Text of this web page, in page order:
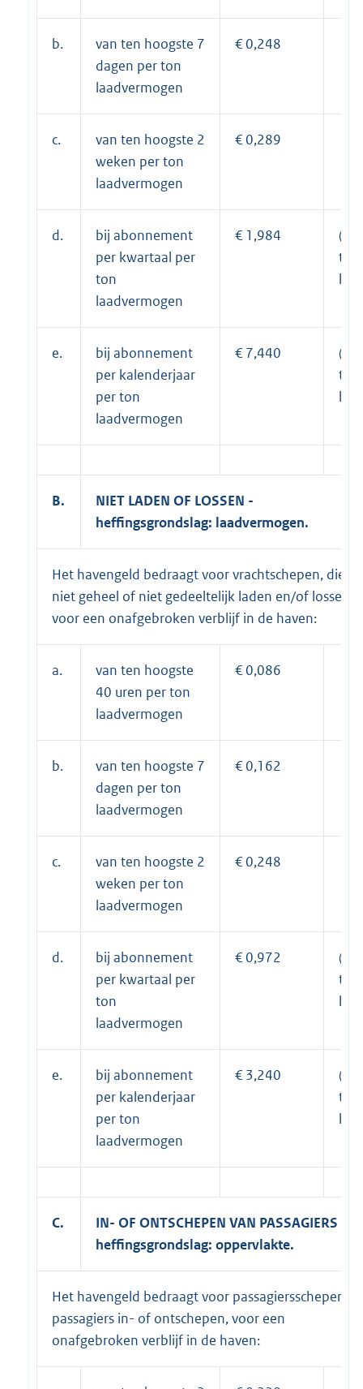
b.
van ten hoogste 7
dagen per ton
laadvermogen
€ 0,248
c.
van ten hoogste 2
weken per ton
laadvermogen
€ 0,289
d.
bij abonnement
per kwartaal per
ton
laadvermogen
€ 1,984
(8 x
b)
e.
bij abonnement
per kalenderjaar
per ton
laadvermogen
€ 7,440
(30
b)
B.
NIET LADEN OF LOSSEN -
heffingsgrondslag: laadvermogen.
Het havengeld bedraagt voor vrachtschepen, die
niet geheel of niet gedeeltelijk laden en/of lossen,
voor een onafgebroken verblijf in de haven:
a.
van ten hoogste
40 uren per ton
laadvermogen
€ 0,086
b.
van ten hoogste 7
dagen per ton
laadvermogen
€ 0,162
c.
van ten hoogste 2
weken per ton
laadvermogen
€ 0,248
d.
bij abonnement
per kwartaal per
ton
laadvermogen
€ 0,972
(6 x
b)
e.
bij abonnement
per kalenderjaar
per ton
laadvermogen
€ 3,240
(20
b)
C.
IN- OF ONTSCHEPEN VAN PASSAGIERS -
heffingsgrondslag: oppervlakte.
Het havengeld bedraagt voor passagiersschepen,
passagiers in- of ontschepen, voor een
onafgebroken verblijf in de haven: